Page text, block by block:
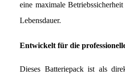
eine maximale
Lebensdauer.
Entwickelt für die
Dieses Batteriepack ist als